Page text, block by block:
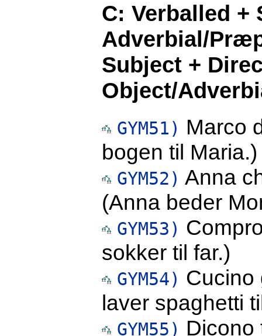
C: Verballed +
Adverbial/
Subject +
Object/
GYM51) Marco
bogen til Maria.)
GYM52) Anna
(Anna beder
GYM53)
sokker til far.)
GYM54) Cucino
laver spaghetti
GYM55) Dicono